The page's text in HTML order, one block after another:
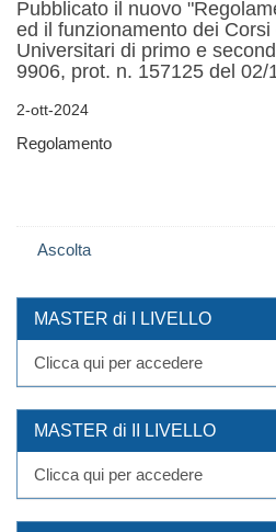
Pubblicato il nuovo
ed il funzionamento dei Corsi
Universitari di primo e
9906, prot. n. 157125 del 02/
2-ott-2024
Regolamento
Ascolta
MASTER di I LIVELLO
Clicca qui per accedere
MASTER di II LIVELLO
Clicca qui per accedere